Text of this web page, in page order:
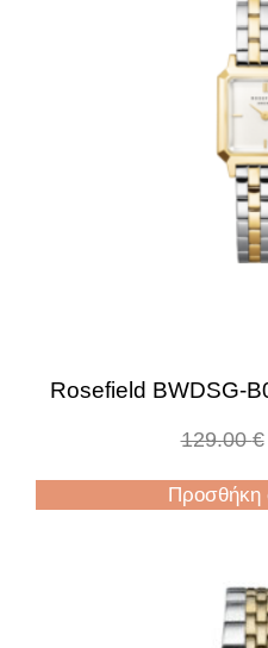
Rosefield BWDSG-
129.00€
Προσθήκη